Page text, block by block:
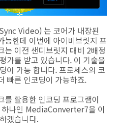
Video) 는 코어가 내장된
능한데 이번에 아이비브릿지 프
는 이전 샌디브릿지 대비 2배정
가를 받고 있습니다. 이 기술을
이 가능 합니다. 프로세스의 코
빠른 인코딩이 가능하죠.
를 활용한 인코딩 프로그램이
하나인 MediaConverter7을 이
겠습니다.